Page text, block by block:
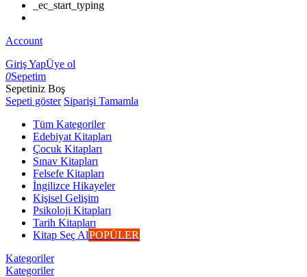
_ec_start_typing
Account
Giriş YapÜye ol
0Sepetim
Sepetiniz Boş
Sepeti göster Siparişi Tamamla
Tüm Kategoriler
Edebiyat Kitapları
Çocuk Kitapları
Sınav Kitapları
Felsefe Kitapları
İngilizce Hikayeler
Kişisel Gelişim
Psikoloji Kitapları
Tarih Kitapları
Kitap Seç AlPOPÜLER
Kategoriler
Kategoriler